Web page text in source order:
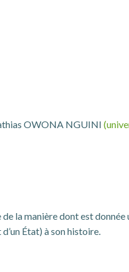
OWONA NGUINI
la manière dont est donnée
État) à son histoire.